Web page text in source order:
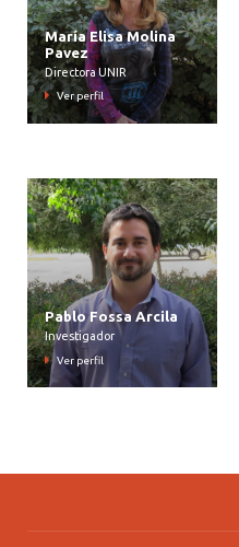
María Elisa Molina
Pavez
Directora UNIR
Ver perfil
Pablo Fossa Arcila
Investigador
Ver perfil